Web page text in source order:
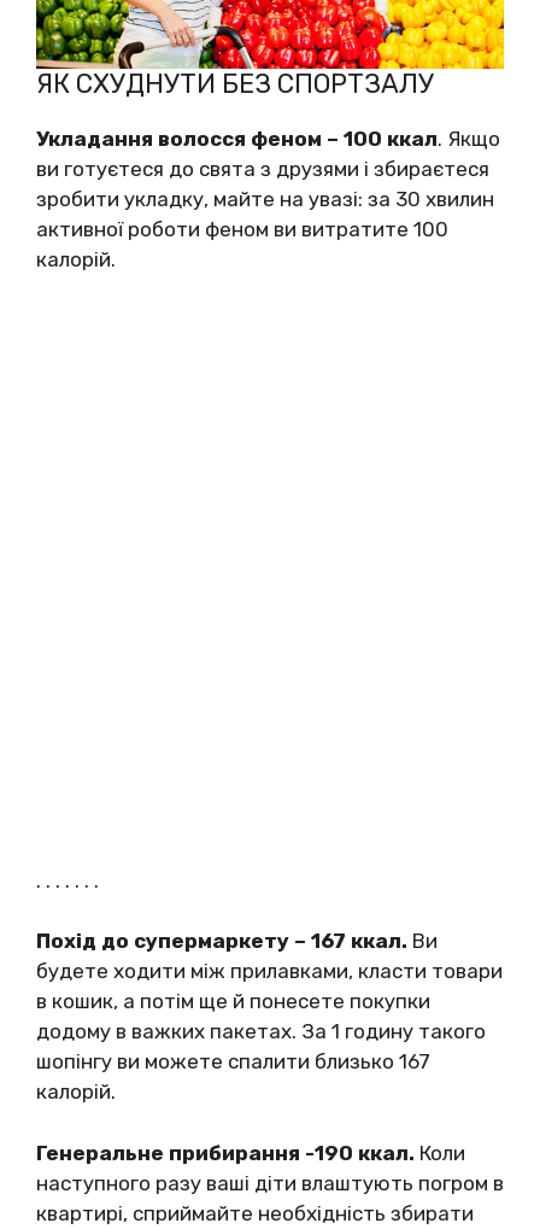
ЯК СХУДНУТИ БЕЗ СПОРТЗАЛУ
Укладання волосся феном – 100 ккал. Якщо
ви готуєтеся до свята з друзями і збираєтеся
зробити укладку, майте на увазі: за 30 хвилин
активної роботи феном ви витратите 100
калорій.
. . . . . . .
Похід до супермаркету – 167 ккал. Ви
будете ходити між прилавками, класти товари
в кошик, а потім ще й понесете покупки
додому в важких пакетах. За 1 годину такого
шопінгу ви можете спалити близько 167
калорій.
Генеральне прибирання -190 ккал. Коли
наступного разу ваші діти влаштують погром в
квартирі, сприймайте необхідність збирати